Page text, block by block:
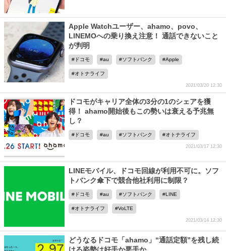
Apple Watchユーザー、ahamo、povo、
LINEMOへの乗り換え注意！ 通話できないこと
が判明
ドコモ au ソフトバンク Apple
オトナライフ
2021/03/20 12:30
ドコモがキャリア全体の3分の1のシェアを獲
得！ ahamo開始後もこの勢いは衰える予兆無
し？
ドコモ au ソフトバンク オトナライフ
2021/03/17 12:30
LINEモバイル、ドコモ回線が利用不可に。ソフ
トバンク傘下で競合他社利用に制限？
ドコモ au ソフトバンク LINE
オトナライフ VoLTE
2021/03/14 12:30
どうなるドコモ「ahamo」“通話定額”を残し続